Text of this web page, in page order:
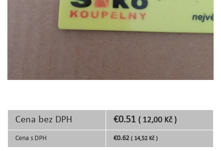
Cena bez DPH €0.51 ( 12,00 Kč )
Cena s DPH €0.62 ( 14,52 Kč )